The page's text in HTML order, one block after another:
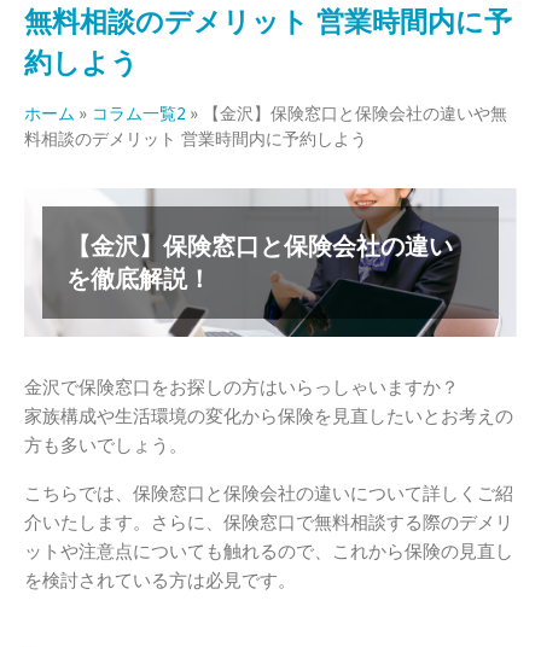
無料相談のデメリット 営業時間内に予
約しよう
ホーム » コラム一覧2 »
【金沢】保険窓口と保険会社の違いや無
料相談のデメリット 営業時間内に予約しよう
【金沢】保険窓口と保険会社の違い
を徹底解説！
金沢で保険窓口をお探しの方はいらっしゃいますか？
家族構成や生活環境の変化から保険を見直したいとお考えの
方も多いでしょう。
こちらでは、保険窓口と保険会社の違いについて詳しくご紹
介いたします。さらに、保険窓口で無料相談する際のデメリ
ットや注意点についても触れるので、これから保険の見直し
を検討されている方は必見です。